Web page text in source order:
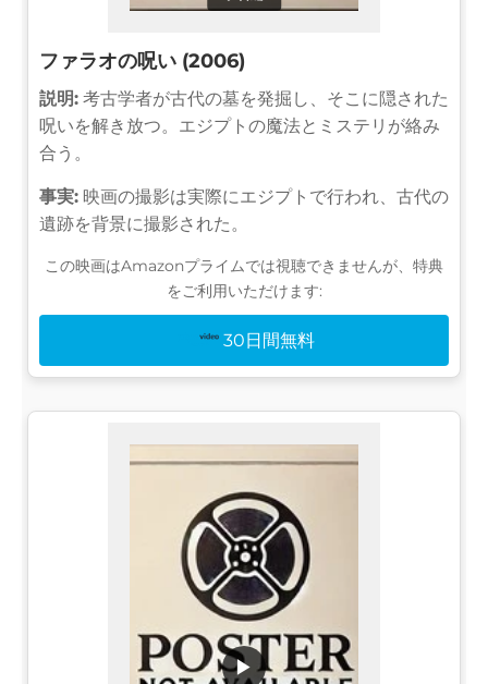
ファラオの呪い (2006)
説明: 考古学者が古代の墓を発掘し、そこに隠された
呪いを解き放つ。エジプトの魔法とミステリが絡み
合う。
事実: 映画の撮影は実際にエジプトで行われ、古代の
遺跡を背景に撮影された。
この映画はAmazonプライムでは視聴できませんが、特典
をご利用いただけます:
30日間無料
▶